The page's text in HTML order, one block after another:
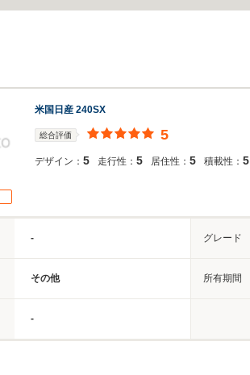
米国日産 240SX
総合評価 5
デザイン： 5 走行性： 5 居住性： 5 積載性： 5
- グレード
その他 所有期間
-